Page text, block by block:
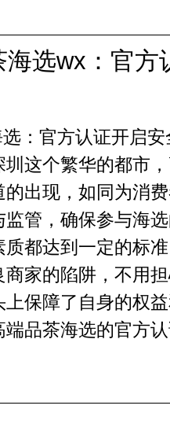
选wx：官方
：官方认证开启
这个繁华的都市
出现，如同为消
管，确保参与海
都达到一定的标
家的陷阱，不用
保障了自身的权
品茶海选的官方